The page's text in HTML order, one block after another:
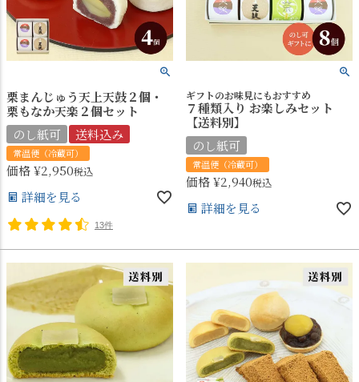
栗まんじゅう天上天鼓２個・
栗もなか天楽２個セット
のし紙可
送料込み
常温便（冷蔵可）
価格¥2,950税込
詳細を見る
13件
ギフトのお味見にもおすすめ
７種類入り お楽しみセット
【送料別】
のし紙可
常温便（冷蔵可）
価格¥2,940税込
詳細を見る